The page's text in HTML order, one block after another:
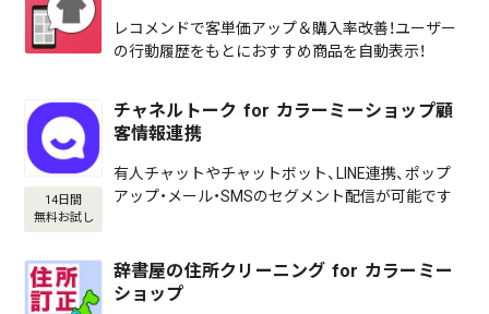
レコメンドで客単価アップ＆購入率改善！ユーザー
の行動履歴をもとにおすすめ商品を自動表示！
14日間
無料お試し
チャネルトーク for カラーミーショップ顧
客情報連携
有人チャットやチャットボット、LINE連携、ポップ
アップ・メール・SMSのセグメント配信が可能です
辞書屋の住所クリーニング for カラーミー
ショップ